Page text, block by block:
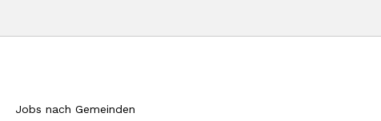
Jobs nach Gemeinden